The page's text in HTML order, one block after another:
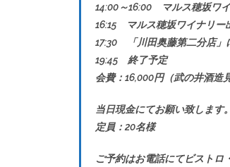
14:00～16:00 マルス穂坂ワ
16:15 マルス穂坂ワイナリー
17:30 「川田奥藤第二分店
19:45 終了予定
会費：16,000円（武の井酒
当日現金にてお願い致します。
定員：20名様
ご予約はお電話にてビストロ